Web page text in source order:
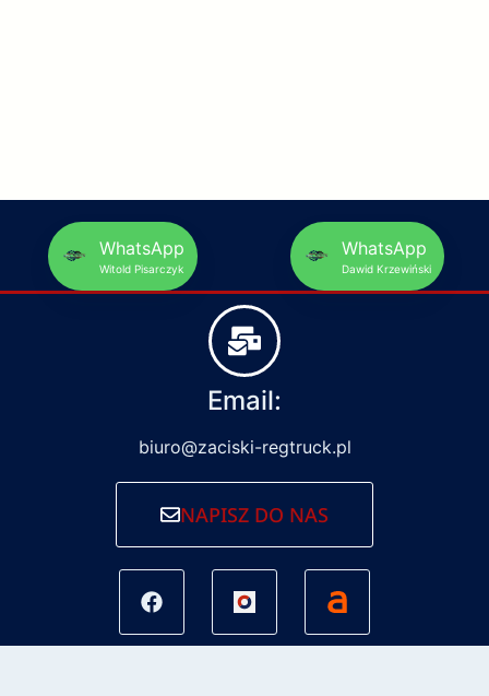
WhatsApp
Witold Pisarczyk
WhatsApp
Dawid Krzewiński
Email:
biuro@zaciski-regtruck.pl
NAPISZ DO NAS